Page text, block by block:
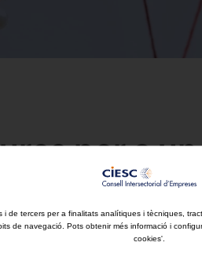
per a
Post Covid-19 presentat per
i de tercers per a finalitats analítiques i tècniques,
de navegació. Pots obtenir més informació i
cookies'.